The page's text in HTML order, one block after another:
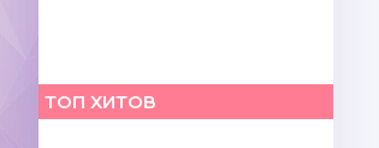
ТОП ХИТОВ